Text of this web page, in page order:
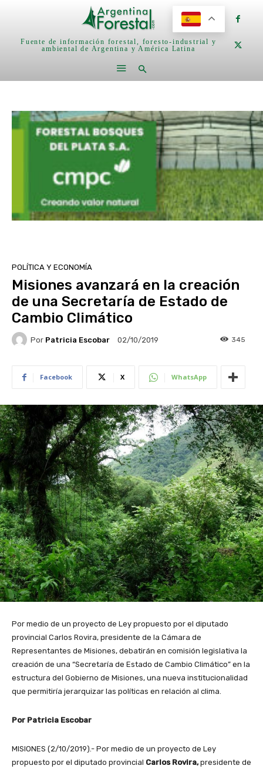
Fuente de información forestal, foresto-industrial y
ambiental de Argentina y América Latina
POLÍTICA Y ECONOMÍA
Misiones avanzará en la creación
de una Secretaría de Estado de
Cambio Climático
Por Patricia Escobar 02/10/2019 345
Facebook X WhatsApp
Por medio de un proyecto de Ley propuesto por el diputado
provincial Carlos Rovira, presidente de la Cámara de
Representantes de Misiones, debatirán en comisión legislativa la
creación de una “Secretaría de Estado de Cambio Climático” en la
estructura del Gobierno de Misiones, una nueva institucionalidad
que permitiría jerarquizar las políticas en relación al clima.
Por Patricia Escobar
MISIONES (2/10/2019).- Por medio de un proyecto de Ley
propuesto por el diputado provincial Carlos Rovira,presidente de